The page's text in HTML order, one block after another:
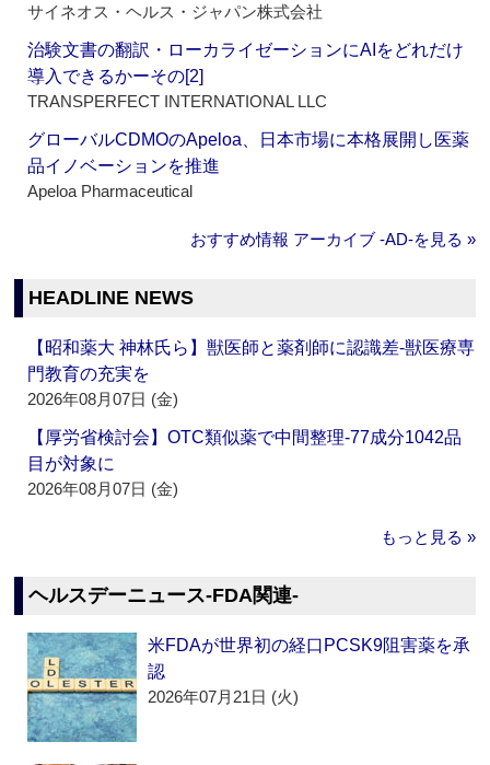
サイネオス・ヘルス・ジャパン株式会社
治験文書の翻訳・ローカライゼーションにAIをどれだけ
導入できるかーその[2]
TRANSPERFECT INTERNATIONAL LLC
グローバルCDMOのApeloa、日本市場に本格展開し医薬
品イノベーションを推進
Apeloa Pharmaceutical
おすすめ情報 アーカイブ ‐AD‐を見る »
HEADLINE NEWS
【昭和薬大 神林氏ら】獣医師と薬剤師に認識差‐獣医療専
門教育の充実を
2026年08月07日 (金)
【厚労省検討会】OTC類似薬で中間整理‐77成分1042品
目が対象に
2026年08月07日 (金)
もっと見る »
ヘルスデーニュース‐FDA関連‐
米FDAが世界初の経口PCSK9阻害薬を承
認
2026年07月21日 (火)